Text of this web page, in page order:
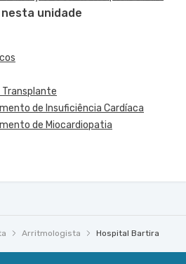
unidade
Transplante
de Insuficiência Cardíaca
de Miocardiopatia
Arritmologista Hospital Bartira